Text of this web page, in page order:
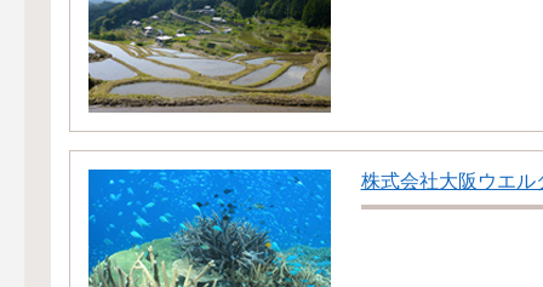
株式会社大阪ウエル